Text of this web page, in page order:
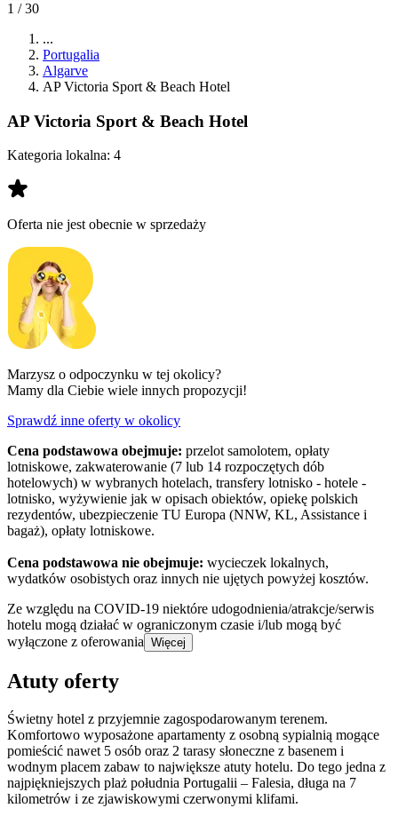
1 / 30
...
Portugalia
Algarve
AP Victoria Sport & Beach Hotel
AP Victoria Sport & Beach Hotel
Kategoria lokalna: 4
Oferta nie jest obecnie w sprzedaży
Marzysz o odpoczynku w tej okolicy?
Mamy dla Ciebie wiele innych propozycji!
Sprawdź inne oferty w okolicy
Cena podstawowa obejmuje: przelot samolotem, opłaty
lotniskowe, zakwaterowanie (7 lub 14 rozpoczętych dób
hotelowych) w wybranych hotelach, transfery lotnisko - hotele -
lotnisko, wyżywienie jak w opisach obiektów, opiekę polskich
rezydentów, ubezpieczenie TU Europa (NNW, KL, Assistance i
bagaż), opłaty lotniskowe.
Cena podstawowa nie obejmuje: wycieczek lokalnych,
wydatków osobistych oraz innych nie ujętych powyżej kosztów.
Ze względu na COVID-19 niektóre udogodnienia/atrakcje/serwis
hotelu mogą działać w ograniczonym czasie i/lub mogą być
wyłączone z oferowania Więcej
Atuty oferty
Świetny hotel z przyjemnie zagospodarowanym terenem.
Komfortowo wyposażone apartamenty z osobną sypialnią mogące
pomieścić nawet 5 osób oraz 2 tarasy słoneczne z basenem i
wodnym placem zabaw to największe atuty hotelu. Do tego jedna z
najpiękniejszych plaż południa Portugalii – Falesia, długa na 7
kilometrów i ze zjawiskowymi czerwonymi klifami.